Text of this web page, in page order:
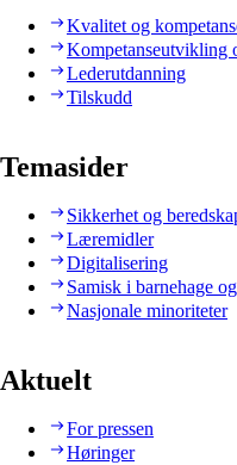
Kvalitet og
Kompetanseutvikling
Lederutdanning
Tilskudd
Temasider
Sikkerhet og
Læremidler
Digitalisering
Samisk i barnehage
Nasjonale minoriteter
Aktuelt
For pressen
Høringer